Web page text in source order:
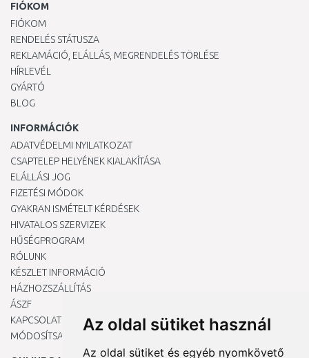
Az oldal sütiket használ
Az oldal sütiket és egyéb nyomkövető
FIÓKOM
FIÓKOM
RENDELÉS STÁTUSZA
REKLAMÁCIÓ, ELÁLLÁS, MEGRENDELÉS TÖRLÉSE
HÍRLEVÉL
GYÁRTÓ
BLOG
INFORMÁCIÓK
ADATVÉDELMI NYILATKOZAT
CSAPTELEP HELYÉNEK KIALAKÍTÁSA
ELÁLLÁSI JOG
FIZETÉSI MÓDOK
GYAKRAN ISMÉTELT KÉRDÉSEK
HIVATALOS SZERVIZEK
HŰSÉGPROGRAM
RÓLUNK
KÉSZLET INFORMÁCIÓ
HÁZHOZSZÁLLÍTÁS
ÁSZF
KAPCSOLAT
MÓDOSÍTSA A COOKIE-BEÁLLÍTÁSAIMAT